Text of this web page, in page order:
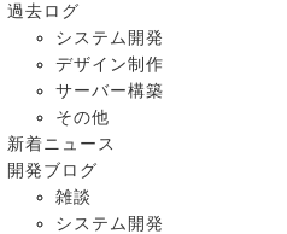
過去ログ
システム開発
デザイン制作
サーバー構築
その他
新着ニュース
開発ブログ
雑談
システム開発